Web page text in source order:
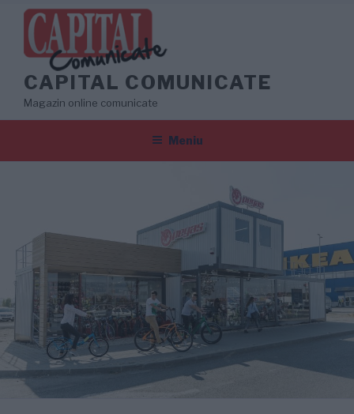
conținut
CAPITAL COMUNICATE
Magazin online comunicate
Meniu